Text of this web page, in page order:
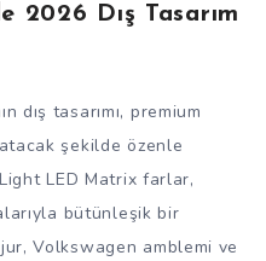
2026 Dış Tasarım
dış tasarımı, premium
şekilde özenle
Light LED Matrix farlar,
bütünleşik bir
Volkswagen amblemi ve